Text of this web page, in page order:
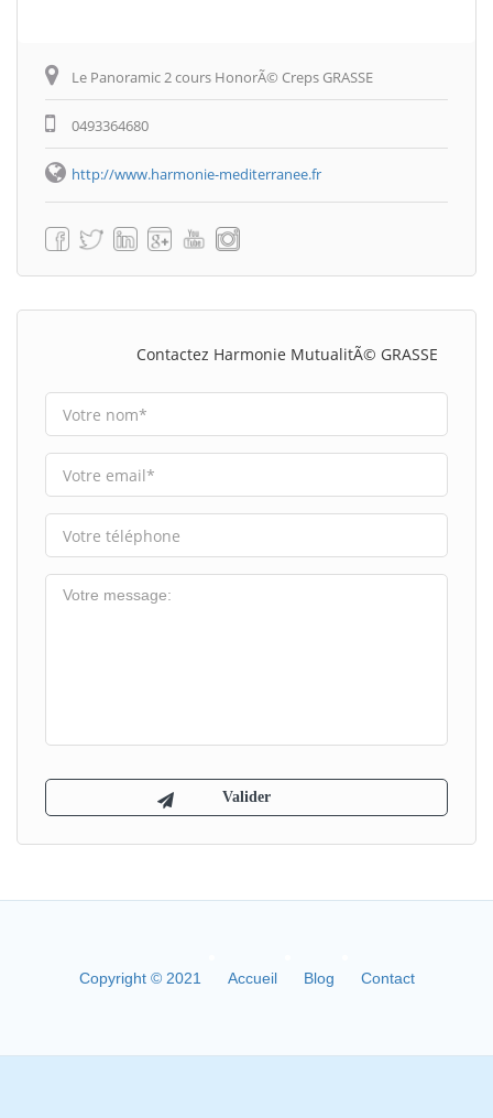
Le Panoramic 2 cours HonorÃ© Creps GRASSE
0493364680
http://www.harmonie-mediterranee.fr
Contactez Harmonie MutualitÃ© GRASSE
Copyright © 2021 Accueil Blog Contact